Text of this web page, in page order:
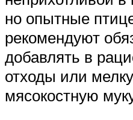
но опытные
рекомендуют
добавлять в
отходы или
мясокостную